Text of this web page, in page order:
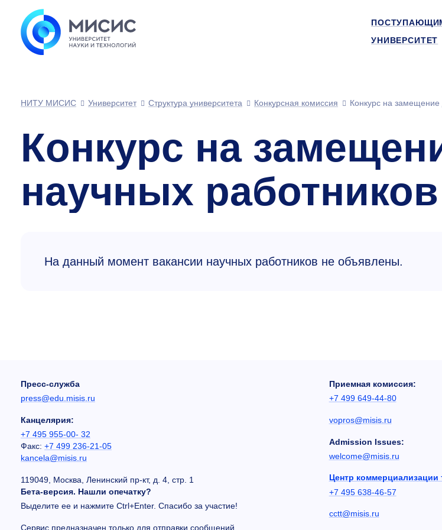
УНИВЕРСИТЕТ
НИТУ МИСИС Университет Структура университета Конкурсная комиссия Конкурс на замещение
Конкурс на
научных работников
На данный момент вакансии научных работников не объявлены.
Пресс-служба
press@edu.misis.ru
Канцелярия:
+7 495 955-00- 32
Факс: +7 499 236-21-05
kancela@misis.ru
119049, Москва, Ленинский пр-кт, д. 4, стр. 1
Бета-версия. Нашли опечатку?
Выделите ее и нажмите Ctrl+Enter. Спасибо за участие!
Сервис предназначен только для отправки сообщений
Приемная комиссия:
+7 499 649-44-80
vopros@misis.ru
Admission Issues:
welcome@misis.ru
Центр коммерциализации
+7 495 638-46-57
cctt@misis.ru